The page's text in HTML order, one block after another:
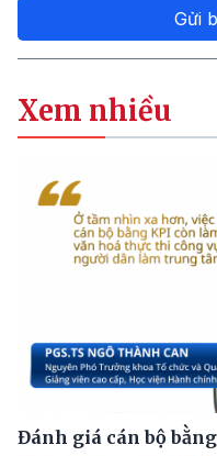
Gửi
Xem nhiều
Đánh giá cán bộ